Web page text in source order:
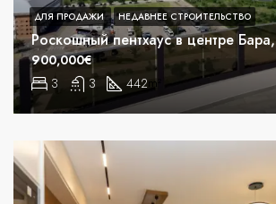
3 3 442m²
900,000€
ДЛЯ ПРОДАЖИ НЕДАВНЕЕ СТРОИТЕЛЬСТВО